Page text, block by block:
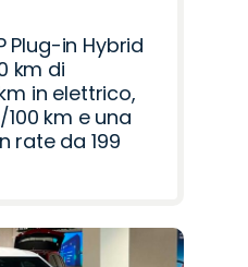
Plug-in Hybrid
km di
in elettrico,
km e una
rate da 199